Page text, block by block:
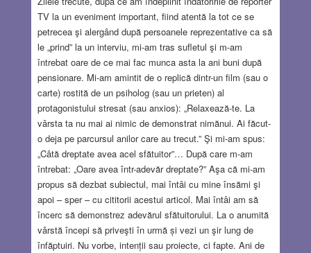
TV la un eveniment important, fiind atentă la tot ce se
petrecea şi alergând după persoanele reprezentative ca să
le „prind” la un interviu, mi-am tras sufletul şi m-am
întrebat oare de ce mai fac munca asta la ani buni după
pensionare. Mi-am amintit de o replică dintr-un film (sau o
carte) rostită de un psiholog (sau un prieten) al
protagonistului stresat (sau anxios): „Relaxează-te. La
vârsta ta nu mai ai nimic de demonstrat nimănui. Ai făcut-
o deja pe parcursul anilor care au trecut.” Şi mi-am spus:
„Câtă dreptate avea acel sfătuitor”… După care m-am
întrebat: „Oare avea într-adevăr dreptate?” Aşa că mi-am
propus să dezbat subiectul, mai întâi cu mine însămi şi
apoi – sper – cu cititorii acestui articol. Mai întâi am să
încerc să demonstrez adevărul sfătuitorului. La o anumită
vârstă începi să priveşti în urmă și vezi un şir lung de
înfăptuiri. Nu vorbe, intenții sau proiecte, ci fapte. Ani de